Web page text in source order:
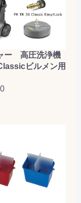
ー 高圧洗浄機
ビルメン用